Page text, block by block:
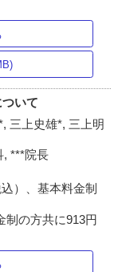
いて
三上史雄*, 三上明
, ***院長
）、基本料金制
制の方共に913円